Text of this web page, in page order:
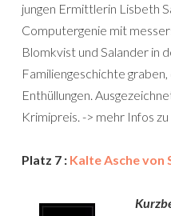
jungen Ermittlerin Lisbeth
Computergenie mit
Blomkvist und Salander in
Familiengeschichte
Enthüllungen.
Krimipreis. -> mehr Infos
Platz 7 : Kalte Asche von